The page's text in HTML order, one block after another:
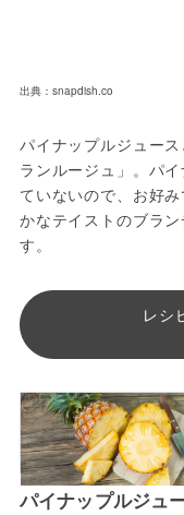
出典：snapdish.co
パイナップルジュー
ランルージュ」。パ
ていないので、お好
かなテイストのブラ
す。
レシ
パイナップルジュ